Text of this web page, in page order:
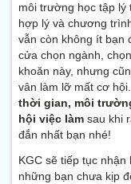
môi trường học tập
hợp lý và chương
vẫn còn không ít bạn
cửa chọn ngành,
khoăn này, nhưng
vân làm lỡ mất cơ
thời gian, môi
hội việc làm sau khi
đắn nhất bạn nhé!
KGC sẽ tiếp tục
những bạn chưa kịp